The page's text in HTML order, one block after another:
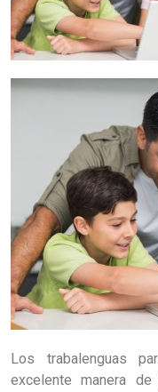
Los trabalenguas
excelente manera